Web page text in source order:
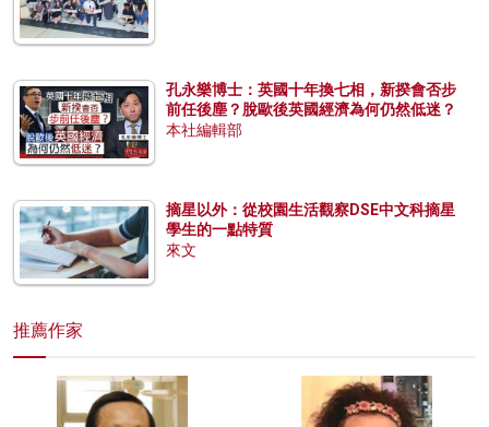
孔永樂博士：英國十年換七相，新揆會否步
前任後塵？脫歐後英國經濟為何仍然低迷？
本社編輯部
摘星以外：從校園生活觀察DSE中文科摘星
學生的一點特質
來文
推薦作家